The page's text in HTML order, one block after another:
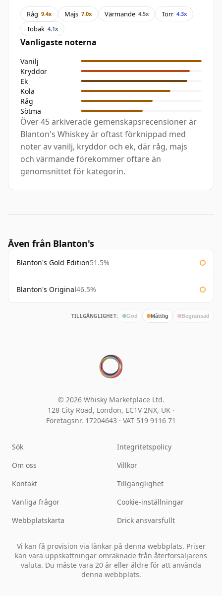
Råg 9.4x Majs 7.0x Värmande 4.5x Torr 4.3x
Tobak 4.1x
Vanligaste noterna
Vanilj
Kryddor
Ek
Kola
Råg
Sötma
Över 45 arkiverade gemenskapsrecensioner är
Blanton's Whiskey är oftast förknippad med
noter av vanilj, kryddor och ek, där råg, majs
och värmande förekommer oftare än
genomsnittet för kategorin.
Även från Blanton's
Blanton's Gold Edition51.5%
Blanton's Original46.5%
TILLGÄNGLIGHET: God Måttlig Begränsad
© 2026 Whisky Marketplace Ltd.
128 City Road, London, EC1V 2NX, UK ·
Företagsnr. 17204643 · VAT 519 9116 71
Sök
Om oss
Kontakt
Vanliga frågor
Webbplatskarta
Integritetspolicy
Villkor
Tillgänglighet
Cookie-inställningar
Drick ansvarsfullt
Vi kan få provision via länkar på denna webbplats. Priser
kan vara uppskattningar omräknade från återförsäljarens
valuta. Du måste vara 20 år eller äldre för att använda
denna webbplats.